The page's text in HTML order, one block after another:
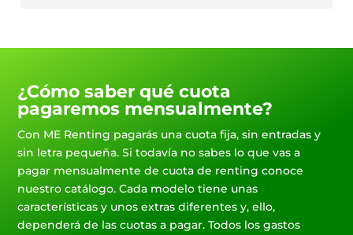
¿Cómo saber qué cuota
pagaremos mensualmente?
Con ME Renting pagarás una cuota fija, sin entradas y
sin letra pequeña. Si todavía no sabes lo que vas a
pagar mensualmente de cuota de renting conoce
nuestro catálogo. Cada modelo tiene unas
características y unos extras diferentes y, ello,
dependerá de las cuotas a pagar. Todos los gastos